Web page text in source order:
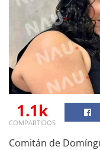
1.1k
COMPARTIDOS
Comitán de